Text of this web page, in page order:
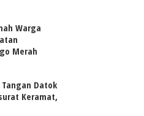
Warga
Merah
Datok
Keramat,